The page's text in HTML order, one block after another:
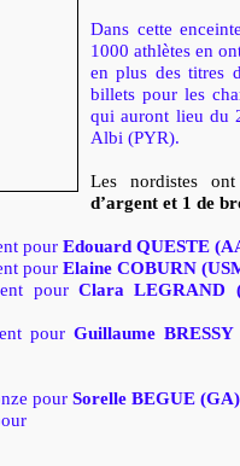
Dans cette
1000 athlètes en
en plus des titres
billets pour les
qui auront lieu du
Albi (PYR).
Les nordistes ont
d’argent et 1 de
pour Edouard QUESTE
pour Elaine COBURN
pour Clara LEGRAND
pour Guillaume
pour Sorelle BEGUE (GA)